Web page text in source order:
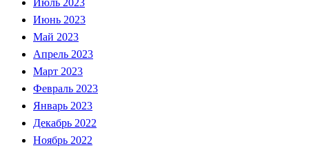
Июнь 2023
Май 2023
Апрель 2023
Март 2023
Февраль 2023
Январь 2023
Декабрь 2022
Ноябрь 2022